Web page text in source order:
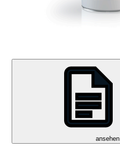
ansehen